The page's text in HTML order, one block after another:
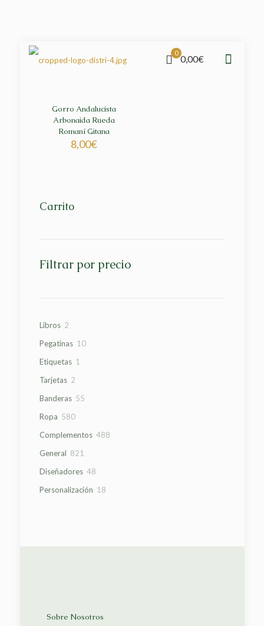
0
0,00€
Gorro Andalucista
Arbonaida Rueda
Romaní Gitana
8,00€
Carrito
Filtrar por precio
Libros 22
Pegatinas 1010
Etiquetas 1
Tarjetas 22
Banderas 5555
Ropa 580580
Complementos 488488
General 821
Diseñadores 4848
Personalización 1818
Sobre Nosotros